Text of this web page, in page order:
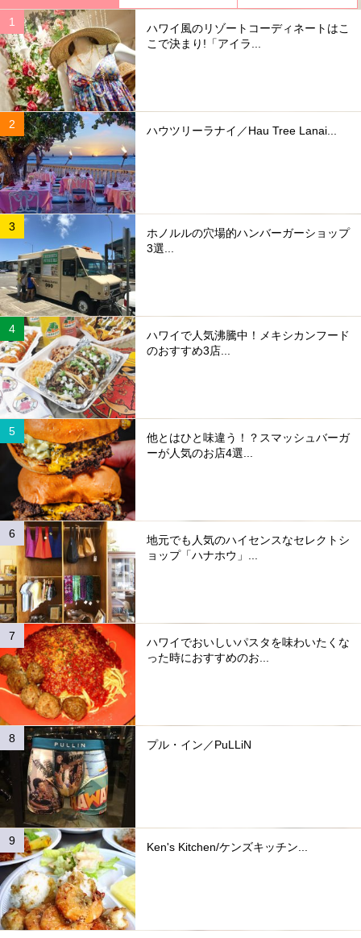
ハワイ風のリゾートコーディネートはこ
こで決まり!「アイラ...
ハウツリーラナイ／Hau Tree Lanai...
ホノルルの穴場的ハンバーガーショップ
3選...
ハワイで人気沸騰中！メキシカンフード
のおすすめ3店...
他とはひと味違う！？スマッシュバーガ
ーが人気のお店4選...
地元でも人気のハイセンスなセレクトシ
ョップ「ハナホウ」...
ハワイでおいしいパスタを味わいたくな
った時におすすめのお...
プル・イン／PuLLiN
Ken's Kitchen/ケンズキッチン...